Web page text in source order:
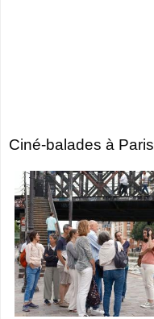
Ciné-balades à Paris